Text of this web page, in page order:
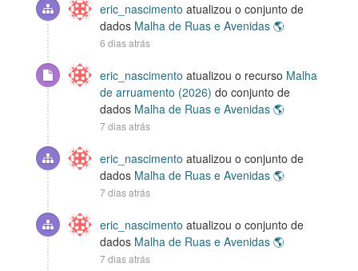
eric_nascimento atualizou o conjunto de
dados Malha de Ruas e Avenidas 🌎
6 dias atrás
eric_nascimento atualizou o recurso Malha
de arruamento (2026) do conjunto de
dados Malha de Ruas e Avenidas 🌎
7 dias atrás
eric_nascimento atualizou o conjunto de
dados Malha de Ruas e Avenidas 🌎
7 dias atrás
eric_nascimento atualizou o conjunto de
dados Malha de Ruas e Avenidas 🌎
7 dias atrás